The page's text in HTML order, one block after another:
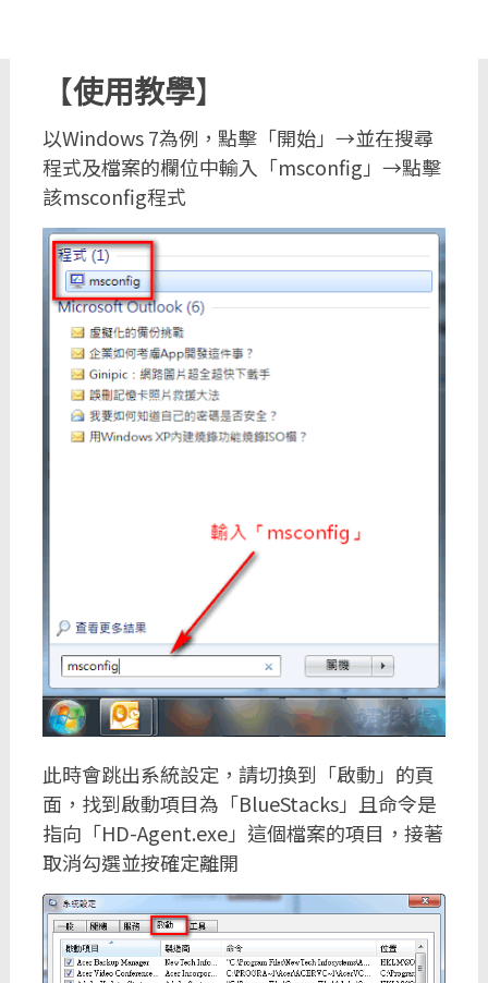
【使用教學】
以Windows 7為例，點擊「開始」→並在搜尋
程式及檔案的欄位中輸入「msconfig」→點擊
該msconfig程式
此時會跳出系統設定，請切換到「啟動」的頁
面，找到啟動項目為「BlueStacks」且命令是
指向「HD-Agent.exe」這個檔案的項目，接著
取消勾選並按確定離開